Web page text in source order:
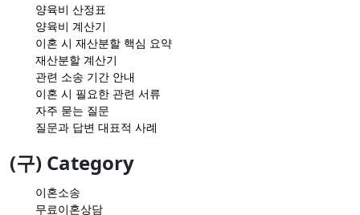
양육비 산정표
양육비 계산기
이혼 시 재산분할 핵심 요약
재산분할 계산기
관련 소송 기간 안내
이혼 시 필요한 관련 서류
자주 묻는 질문
질문과 답변 대표적 사례
(구) Category
이혼소송
무료이혼상담